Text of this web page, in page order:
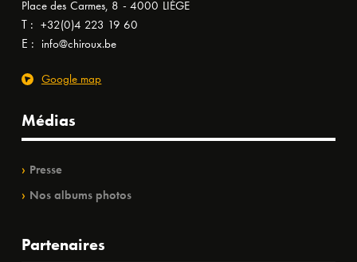
Place des Carmes, 8 - 4000 LIÈGE
T : +32(0)4 223 19 60
E : info@chiroux.be
Google map
Médias
Presse
Nos albums photos
Partenaires